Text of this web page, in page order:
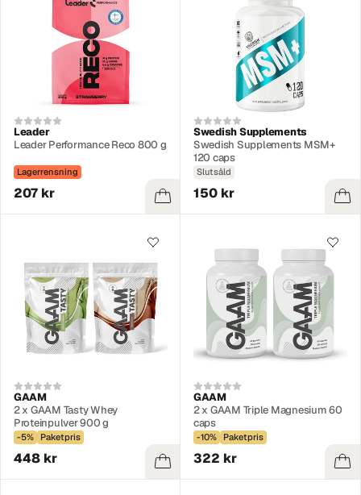
Leader
Leader Performance Reco 800 g
Lagerrensning
207 kr
Swedish Supplements
Swedish Supplements MSM+
120 caps
Slutsåld
150 kr
GAAM
2 x GAAM Tasty Whey
Proteinpulver 900 g
-5% Paketpris
448 kr
GAAM
2 x GAAM Triple Magnesium 60
caps
-10% Paketpris
322 kr